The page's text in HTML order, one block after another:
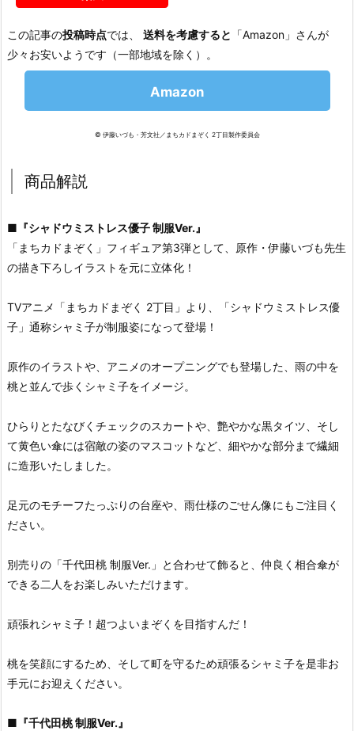
この記事の投稿時点では、 送料を考慮すると 「Amazon」さんが
少々お安いようです（一部地域を除く）。
Amazon
© 伊藤いづも・芳文社／まちカドまぞく 2丁目製作委員会
商品解説
■ 『シャドウミストレス優子 制服Ver.』
「まちカドまぞく」フィギュア第3弾として、原作・伊藤いづも先生
の描き下ろしイラストを元に立体化！
TVアニメ「まちカドまぞく 2丁目」より、「シャドウミストレス優
子」通称シャミ子が制服姿になって登場！
原作のイラストや、アニメのオープニングでも登場した、雨の中を
桃と並んで歩くシャミ子をイメージ。
ひらりとたなびくチェックのスカートや、艶やかな黒タイツ、そし
て黄色い傘には宿敵の姿のマスコットなど、細やかな部分まで繊細
に造形いたしました。
足元のモチーフたっぷりの台座や、雨仕様のごせん像にもご注目く
ださい。
別売りの「千代田桃 制服Ver.」と合わせて飾ると、仲良く相合傘が
できる二人をお楽しみいただけます。
頑張れシャミ子！超つよいまぞくを目指すんだ！
桃を笑顔にするため、そして町を守るため頑張るシャミ子を是非お
手元にお迎えください。
■ 『千代田桃 制服Ver.』